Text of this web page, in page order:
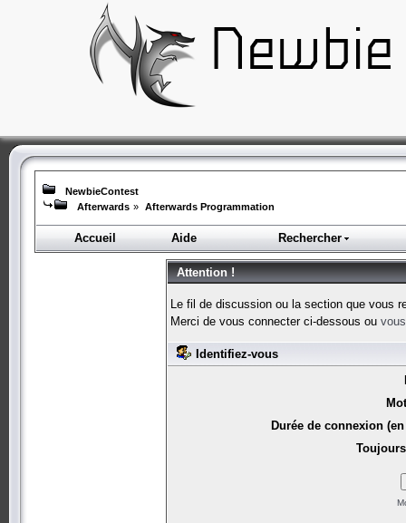
NewbieContest
Afterwards » Afterwards Programmation
Accueil Aide Rechercher
Attention !
Le fil de discussion ou la section que vous
Merci de vous connecter ci-dessous ou
Identifiez-vous
Durée de connexion